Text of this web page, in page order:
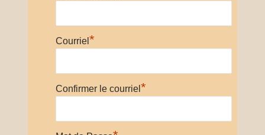
Courriel *
Confirmer le courriel *